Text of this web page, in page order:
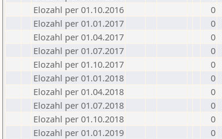
Elozahl per 01.10.2016
0
Elozahl per 01.01.2017
0
Elozahl per 01.04.2017
0
Elozahl per 01.07.2017
0
Elozahl per 01.10.2017
0
Elozahl per 01.01.2018
0
Elozahl per 01.04.2018
0
Elozahl per 01.07.2018
0
Elozahl per 01.10.2018
0
Elozahl per 01.01.2019
0